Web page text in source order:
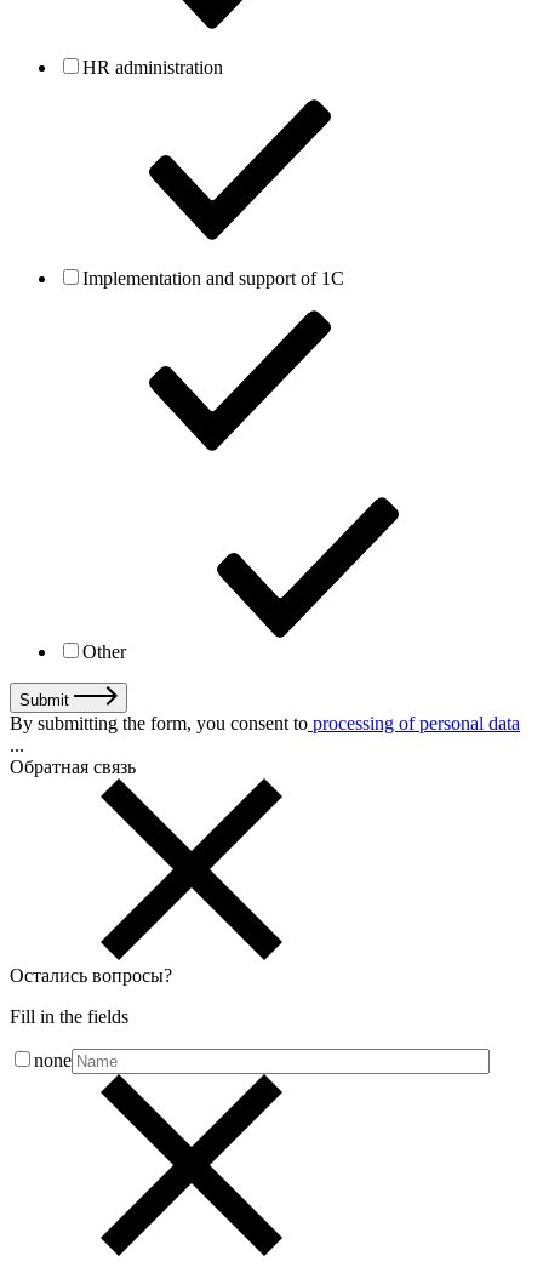
HR administration
Implementation and support of 1C
Other
Submit
By submitting the form, you consent to processing of personal data
...
Обратная связь
Остались вопросы?
Fill in the fields
none